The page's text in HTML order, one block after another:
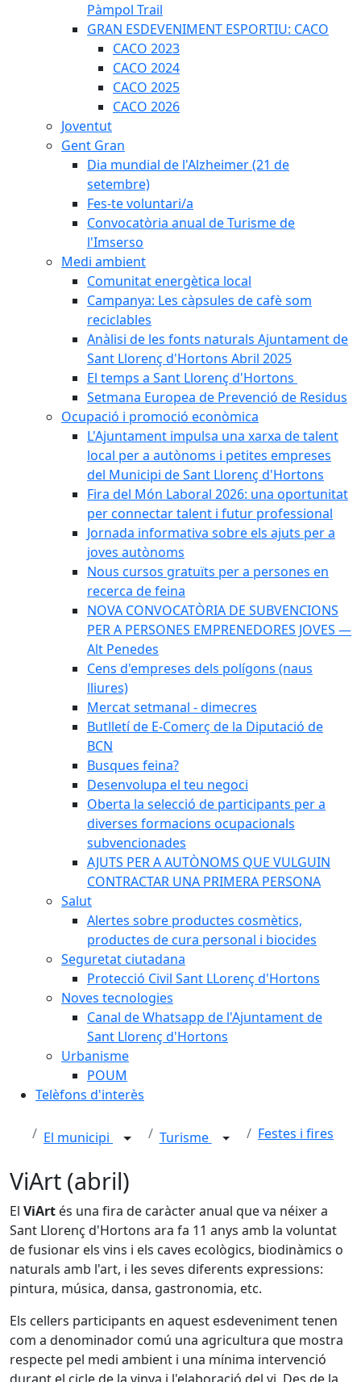
Pàmpol Trail
GRAN ESDEVENIMENT ESPORTIU: CACO
CACO 2023
CACO 2024
CACO 2025
CACO 2026
Joventut
Gent Gran
Dia mundial de l'Alzheimer (21 de
setembre)
Fes-te voluntari/a
Convocatòria anual de Turisme de
l'Imserso
Medi ambient
Comunitat energètica local
Campanya: Les càpsules de cafè som
reciclables
Anàlisi de les fonts naturals Ajuntament de
Sant Llorenç d'Hortons Abril 2025
El temps a Sant Llorenç d'Hortons
Setmana Europea de Prevenció de Residus
Ocupació i promoció econòmica
L'Ajuntament impulsa una xarxa de talent
local per a autònoms i petites empreses
del Municipi de Sant Llorenç d'Hortons
Fira del Món Laboral 2026: una oportunitat
per connectar talent i futur professional
Jornada informativa sobre els ajuts per a
joves autònoms
Nous cursos gratuïts per a persones en
recerca de feina
NOVA CONVOCATÒRIA DE SUBVENCIONS
PER A PERSONES EMPRENEDORES JOVES —
Alt Penedes
Cens d'empreses dels polígons (naus
lliures)
Mercat setmanal - dimecres
Butlletí de E-Comerç de la Diputació de
BCN
Busques feina?
Desenvolupa el teu negoci
Oberta la selecció de participants per a
diverses formacions ocupacionals
subvencionades
AJUTS PER A AUTÒNOMS QUE VULGUIN
CONTRACTAR UNA PRIMERA PERSONA
Salut
Alertes sobre productes cosmètics,
productes de cura personal i biocides
Seguretat ciutadana
Protecció Civil Sant LLorenç d'Hortons
Noves tecnologies
Canal de Whatsapp de l'Ajuntament de
Sant Llorenç d'Hortons
Urbanisme
POUM
Telèfons d'interès
El municipi Turisme Festes i fires
ViArt (abril)
El ViArt és una fira de caràcter anual que va néixer a
Sant Llorenç d'Hortons ara fa 11 anys amb la voluntat
de fusionar els vins i els caves ecològics, biodinàmics o
naturals amb l'art, i les seves diferents expressions:
pintura, música, dansa, gastronomia, etc.
Els cellers participants en aquest esdeveniment tenen
com a denominador comú una agricultura que mostra
respecte pel medi ambient i una mínima intervenció